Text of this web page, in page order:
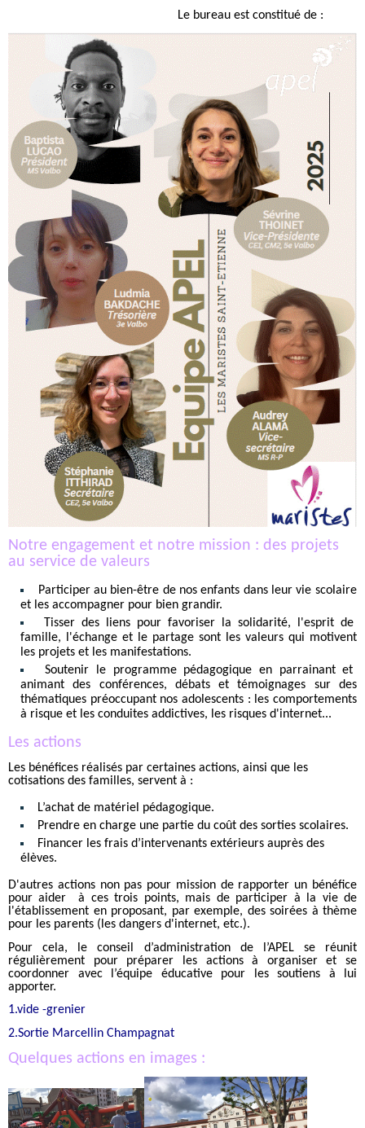
Le bureau est constitué de :
Notre engagement et notre mission : des projets
au service de valeurs
Participer au bien-être de nos enfants dans leur vie scolaire
et les accompagner pour bien grandir.
Tisser des liens pour favoriser la solidarité, l'esprit de
famille, l'échange et le partage sont les valeurs qui motivent
les projets et les manifestations.
Soutenir le programme pédagogique en parrainant et
animant des conférences, débats et témoignages sur des
thématiques préoccupant nos adolescents : les comportements
à risque et les conduites addictives, les risques d'internet...
Les actions
Les bénéfices réalisés par certaines actions, ainsi que les
cotisations des familles, servent à :
L’achat de matériel pédagogique.
Prendre en charge une partie du coût des sorties scolaires.
Financer les frais d’intervenants extérieurs auprès des
élèves.
D'autres actions non pas pour mission de rapporter un bénéfice
pour aider à ces trois points, mais de participer à la vie de
l'établissement en proposant, par exemple, des soirées à thème
pour les parents (les dangers d'internet, etc.).
Pour cela, le conseil d’administration de l’APEL se réunit
régulièrement pour préparer les actions à organiser et se
coordonner avec l’équipe éducative pour les soutiens à lui
apporter.
1.vide -grenier
2.Sortie Marcellin Champagnat
Quelques actions en images :